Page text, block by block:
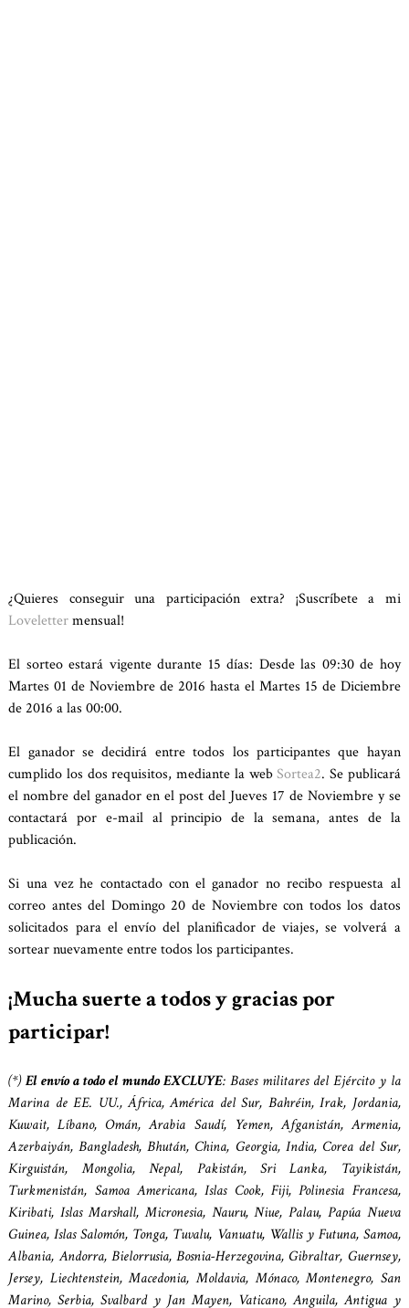
¿Quieres conseguir una participación extra? ¡Suscríbete a mi
Lovelettermensual!
El sorteo estará vigente durante 15 días: Desde las 09:30 de hoy
Martes 01 de Noviembre de 2016 hasta el Martes 15 de Diciembre
de 2016 a las 00:00.
El ganador se decidirá entre todos los participantes que hayan
cumplido los dos requisitos, mediante la webSortea2. Se publicará
el nombre del ganador en el post del Jueves 17 de Noviembre y se
contactará por e-mail al principio de la semana, antes de la
publicación.
Si una vez he contactado con el ganador no recibo respuesta al
correo antes del Domingo 20 de Noviembre con todos los datos
solicitados para el envío del planificador de viajes, se volverá a
sortear nuevamente entre todos los participantes.
¡Mucha suerte a todos y gracias por
participar!
(*)El envío a todo el mundo EXCLUYE: Bases militares del Ejército y la
Marina de EE. UU., África, América del Sur, Bahréin, Irak, Jordania,
Kuwait, Líbano, Omán, Arabia Saudí, Yemen, Afganistán, Armenia,
Azerbaiyán, Bangladesh, Bhután, China, Georgia, India, Corea del Sur,
Kirguistán, Mongolia, Nepal, Pakistán, Sri Lanka, Tayikistán,
Turkmenistán, Samoa Americana, Islas Cook, Fiji, Polinesia Francesa,
Kiribati, Islas Marshall, Micronesia, Nauru, Niue, Palau, Papúa Nueva
Guinea, Islas Salomón, Tonga, Tuvalu, Vanuatu, Wallis y Futuna, Samoa,
Albania, Andorra, Bielorrusia, Bosnia-Herzegovina, Gibraltar, Guernsey,
Jersey, Liechtenstein, Macedonia, Moldavia, Mónaco, Montenegro, San
Marino, Serbia, Svalbard y Jan Mayen, Vaticano, Anguila, Antigua y